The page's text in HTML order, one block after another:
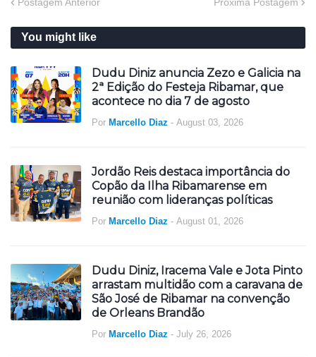
You might like
Dudu Diniz anuncia Zezo e Galicia na
2ª Edição do Festeja Ribamar, que
acontece no dia 7 de agosto
Por Marcello Diaz - August 03, 2026
Jordão Reis destaca importância do
Copão da Ilha Ribamarense em
reunião com lideranças políticas
Por Marcello Diaz - August 01, 2026
Dudu Diniz, Iracema Vale e Jota Pinto
arrastam multidão com a caravana de
São José de Ribamar na convenção
de Orleans Brandão
Por Marcello Diaz - July 26, 2026